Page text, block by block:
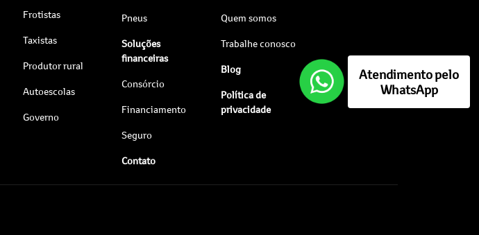
Frotistas
Taxistas
Produtor rural
Autoescolas
Governo
Pneus
Soluções
financeiras
Consórcio
Financiamento
Seguro
Contato
Quem somos
Trabalhe conosco
Blog
Política de
privacidade
Atendimento pelo
WhatsApp